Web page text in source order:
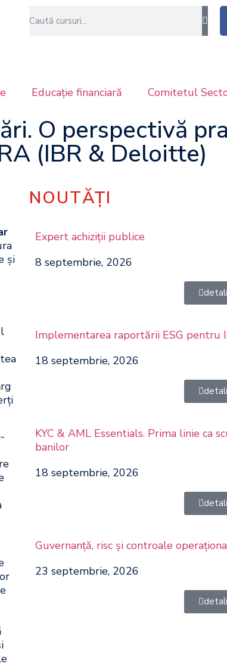
Educație financiară Comitetul
O perspectivă
(IBR & Deloitte)
și
NOUTĂȚI
Expert achiziţii publice
8 septembrie, 2026
Implementarea raportării ESG pentru
18 septembrie, 2026
KYC & AML Essentials. Prima linie ca
banilor
18 septembrie, 2026
Guvernanță, risc și controale
23 septembrie, 2026